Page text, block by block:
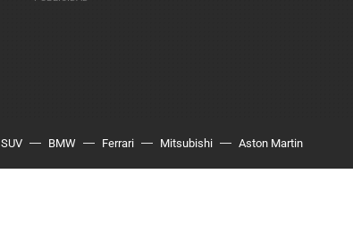
SUV BMW Ferrari Mitsubishi Aston Martin